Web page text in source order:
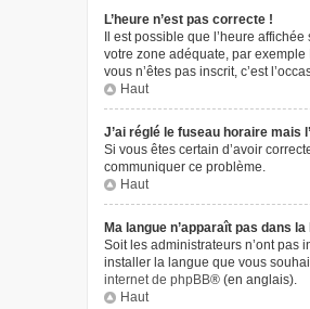
L’heure n’est pas correcte !
Il est possible que l’heure
votre zone adéquate, par exemple
vous n’êtes pas inscrit, c’est
Haut
J’ai réglé le fuseau horaire mais
Si vous êtes certain d’avoir
communiquer ce problème.
Haut
Ma langue n’apparaît pas dans la
Soit les administrateurs n’ont pas
installer la langue que vous
internet de phpBB® (en anglais).
Haut